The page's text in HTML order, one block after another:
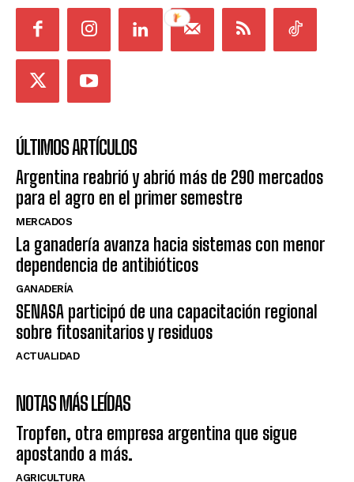
ÚLTIMOS ARTÍCULOS
Argentina reabrió y abrió más de 290 mercados
para el agro en el primer semestre
MERCADOS
La ganadería avanza hacia sistemas con menor
dependencia de antibióticos
GANADERÍA
SENASA participó de una capacitación regional
sobre fitosanitarios y residuos
ACTUALIDAD
NOTAS MÁS LEÍDAS
Tropfen, otra empresa argentina que sigue
apostando a más.
AGRICULTURA